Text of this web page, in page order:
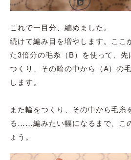
これで一目分、編めました。
続けて編み目を増やします。ここ
た3倍分の毛糸（B）を使って、
つくり、その輪の中から（A）の
します。
また輪をつくり、その中から毛糸
る……編みたい幅になるまで、こ
ょう。